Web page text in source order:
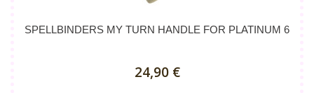
SPELLBINDERS MY TURN HANDLE FOR PLATINUM 6
24,90 €